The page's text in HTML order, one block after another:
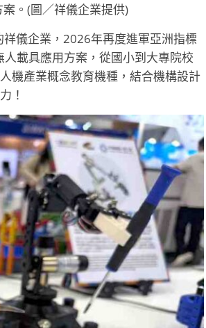
。(圖／祥儀企業提供)
祥儀企業，2026年再度進軍亞洲指標
載具應用方案，從國小到大專院校
機產業概念教育機種，結合機構設計
！